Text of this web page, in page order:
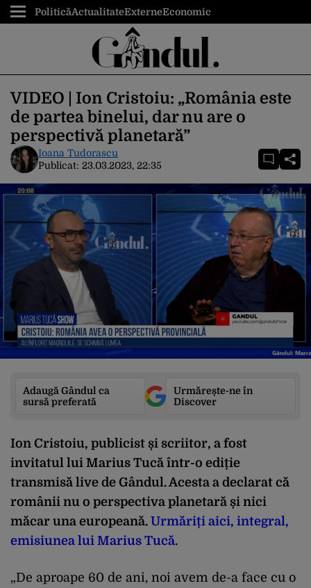
PoliticăActualitateExterneEconomic
VIDEO | Ion Cristoiu: „România este
de partea binelui, dar nu are o
perspectivă planetară”
Ioana Tudorascu
Publicat: 23.03.2023, 22:35
Adaugă Gândul ca
sursă preferată
Urmărește-ne în
Discover
Ion Cristoiu, publicist și scriitor, a fost
invitatul lui Marius Tucă într-o ediție
transmisă live de Gândul. Acesta a declarat că
românii nu o perspectiva planetară și nici
măcar una europeană. Urmăriți aici, integral,
emisiunea lui Marius Tucă.
„De aproape 60 de ani, noi avem de-a face cu o